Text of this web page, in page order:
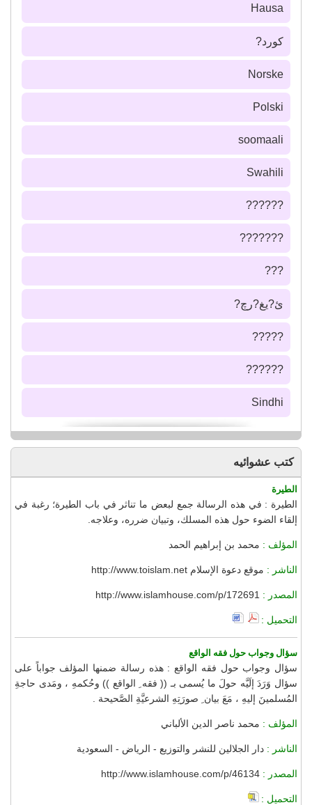
Hausa
كورد?
Norske
Polski
soomaali
Swahili
??????
???????
???
ئ?يغ?رچ?
?????
??????
Sindhi
كتب عشوائيه
الطيرة
الطيرة : في هذه الرسالة جمع لبعض ما تناثر في باب الطيرة؛ رغبة في
إلقاء الضوء حول هذه المسلك، وتبيان ضرره، وعلاجه.
المؤلف : محمد بن إبراهيم الحمد
الناشر : موقع دعوة الإسلام http://www.toislam.net
المصدر : http://www.islamhouse.com/p/172691
التحميل :
سؤال وجواب حول فقه الواقع
سؤال وجواب حول فقه الواقع : هذه رسالة ضمنها المؤلف جواباً على
سؤال وَرَدَ إلَيَّه حولَ ما يُسمى بـ (( فقه ِ الواقع )) وحُكمهِ ، ومَدى حاجةِ
المُسلمينَ إليهِ ، مَعَ بيان ِ صورَتِهِ الشرعيَّةِ الصَّحيحة .
المؤلف : محمد ناصر الدين الألباني
الناشر : دار الجلالين للنشر والتوزيع - الرياض - السعودية
المصدر : http://www.islamhouse.com/p/46134
التحميل :